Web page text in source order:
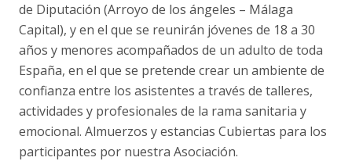
de Diputación (Arroyo de los ángeles – Málaga
Capital), y en el que se reunirán jóvenes de 18 a 30
años y menores acompañados de un adulto de toda
España, en el que se pretende crear un ambiente de
confianza entre los asistentes a través de talleres,
actividades y profesionales de la rama sanitaria y
emocional. Almuerzos y estancias Cubiertas para los
participantes por nuestra Asociación.